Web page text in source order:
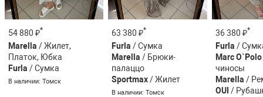
54 880 ₽*
Marella / Жилет,
Платок, Юбка
Furla / Сумка
В наличии: Томск
63 380 ₽*
Furla / Сумка
Marella / Брюки-
палаццо
Sportmax/ Жилет
В наличии: Томск
36 380 ₽*
Furla /
Marc O`Polo
чиносы
Marella /
OUI /